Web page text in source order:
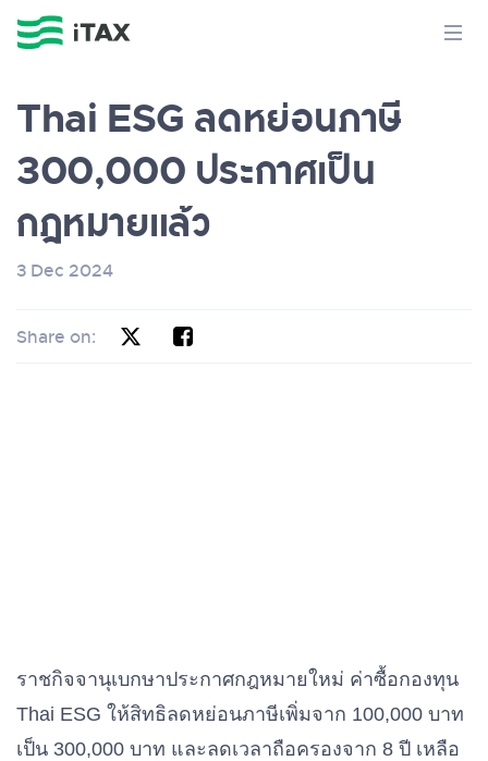
Thai ESG ลดหย่อนภาษี
300,000 ประกาศเป็น
กฎหมายแล้ว
3 Dec 2024
Share on:
ราชกิจจานุเบกษาประกาศกฎหมายใหม่ ค่าซื้อกองทุน
Thai ESG ให้สิทธิลดหย่อนภาษีเพิ่มจาก 100,000 บาท
เป็น 300,000 บาท และลดเวลาถือครองจาก 8 ปี เหลือ